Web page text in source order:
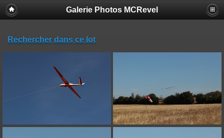
Galerie Photos MCRevel
Rechercher dans ce lot